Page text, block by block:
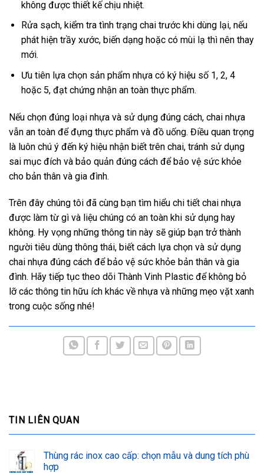
không được thiết kế chịu nhiệt.
Rửa sạch, kiểm tra tình trạng chai trước khi dùng lại, nếu
phát hiện trầy xước, biến dạng hoặc có mùi lạ thì nên thay
mới.
Ưu tiên lựa chọn sản phẩm nhựa có ký hiệu số 1, 2, 4
hoặc 5, đạt chứng nhận an toàn thực phẩm.
Nếu chọn đúng loại nhựa và sử dụng đúng cách, chai nhựa
vẫn an toàn để đựng thực phẩm và đồ uống. Điều quan trọng
là luôn chú ý đến ký hiệu nhận biết trên chai, tránh sử dụng
sai mục đích và bảo quản đúng cách để bảo vệ sức khỏe
cho bản thân và gia đình.
Trên đây chúng tôi đã cùng bạn tìm hiểu chi tiết chai nhựa
được làm từ gì và liệu chúng có an toàn khi sử dụng hay
không. Hy vọng những thông tin này sẽ giúp bạn trở thành
người tiêu dùng thông thái, biết cách lựa chọn và sử dụng
chai nhựa đúng cách để bảo vệ sức khỏe bản thân và gia
đình. Hãy tiếp tục theo dõi Thành Vinh Plastic để không bỏ
lỡ các thông tin hữu ích khác về nhựa và những mẹo vặt xanh
trong cuộc sống nhé!
TIN LIÊN QUAN
Thùng rác inox cao cấp: chọn mẫu và dung tích phù
hợp